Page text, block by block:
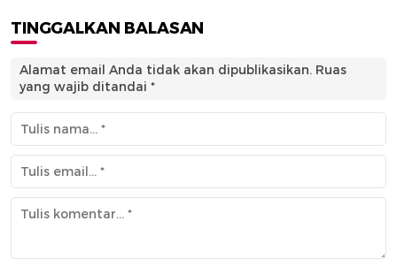
TINGGALKAN BALASAN
Alamat email Anda tidak akan dipublikasikan. Ruas
yang wajib ditandai *